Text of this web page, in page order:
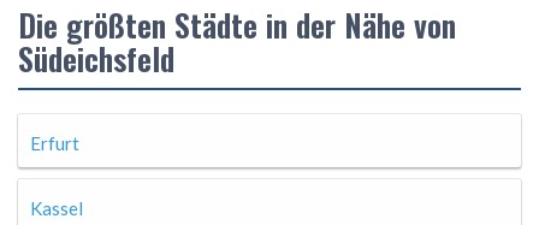
Die größten Städte in der Nähe von
Südeichsfeld
Erfurt
Kassel